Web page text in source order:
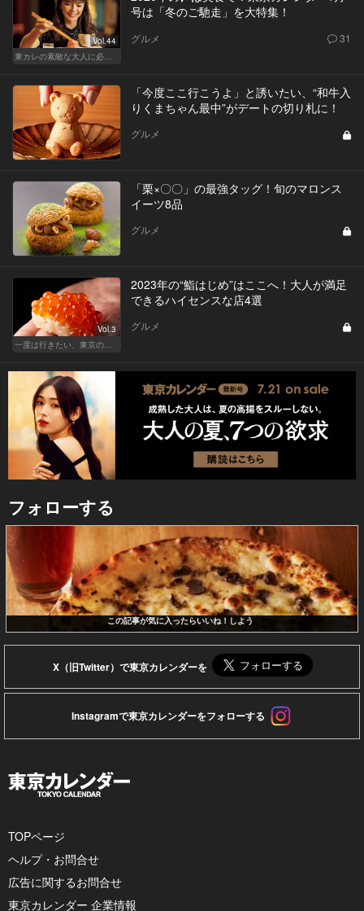
Vol.44
号は「冬のご馳走」を大特集！
グルメ 31
「今度ここ行こうよ」と誘いたい、“和牛入
りくまちゃん最中”がデートの切り札に！
グルメ
「栗×〇〇」の最強タッグ！旬のマロンス
イーツ8品
グルメ
Vol.3
2023年の“鮨はじめ”はここへ！大人が満足
できるハイセンスな店4選
グルメ
フォローする
この記事が気に入ったらいいね！しよう
X（旧Twitter）で東京カレンダーを
Instagramで東京カレンダーをフォローする
TOPページ
ヘルプ・お問合せ
広告に関するお問合せ
東京カレンダー 企業情報